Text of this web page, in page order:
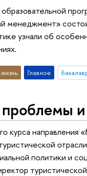
менеджмент»
узнали об
Главное
курса
политики и